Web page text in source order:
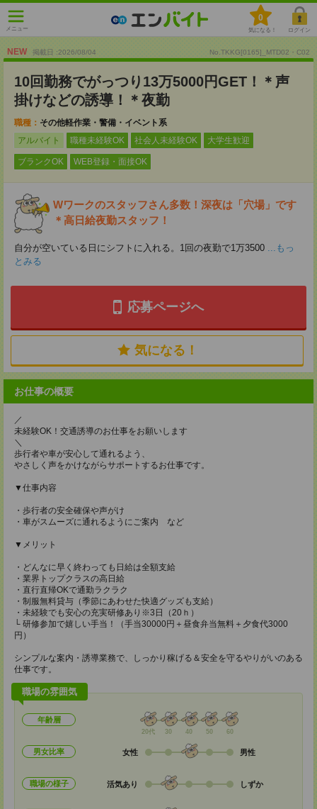
メニュー
0
気になる！ ログイン
NEW 掲載日 :2026/08/04 No.TKKG[0165]_MTD02・C02
10回勤務でがっつり13万5000円GET！＊声
掛けなどの誘導！＊夜勤
職種： その他軽作業・警備・イベント系
アルバイト
職種未経験OK 社会人未経験OK 大学生歓迎
ブランクOK WEB登録・面接OK
Wワークのスタッフさん多数！深夜は「穴場」です
＊高日給夜勤スタッフ！
自分が空いている日にシフトに入れる。1回の夜勤で1万3500 ...もっ
とみる
応募ページへ
気になる！
お仕事の概要
／
未経験OK！交通誘導のお仕事をお願いします
＼
歩行者や車が安心して通れるよう、
やさしく声をかけながらサポートするお仕事です。
▼仕事内容
・歩行者の安全確保や声がけ
・車がスムーズに通れるようにご案内 など
▼メリット
・どんなに早く終わっても日給は全額支給
・業界トップクラスの高日給
・直行直帰OKで通勤ラクラク
・制服無料貸与（季節にあわせた快適グッズも支給）
・未経験でも安心の充実研修あり※3日（20ｈ）
└ 研修参加で嬉しい手当！（手当30000円＋昼食弁当無料＋夕食代3000
円）
シンプルな案内・誘導業務で、しっかり稼げる＆安全を守るやりがいのある
仕事です。
職場の雰囲気
年齢層
20代 30 40 50 60
男女比率 女性 男性
職場の様子 活気あり しずか